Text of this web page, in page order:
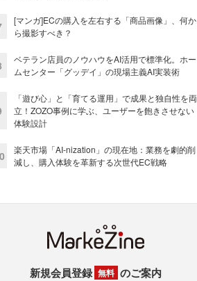
[マンガ]ECの購入を左右する「商品画像」、何か
ら撮影すべき？
ベテラン店員のノウハウをAI活用で標準化。ホー
ムセンター「グッデイ」の現場主義AI実装術
「遊び心」と「育てる運用」で成果と独自性を両
立！ZOZO事例に学ぶ、ユーザーを飽きさせない
体験設計
楽天市場「AI-nization」の現在地：業務を劇的削
減し、購入体験を革新する次世代EC戦略
新規会員登録 無料 のご案内